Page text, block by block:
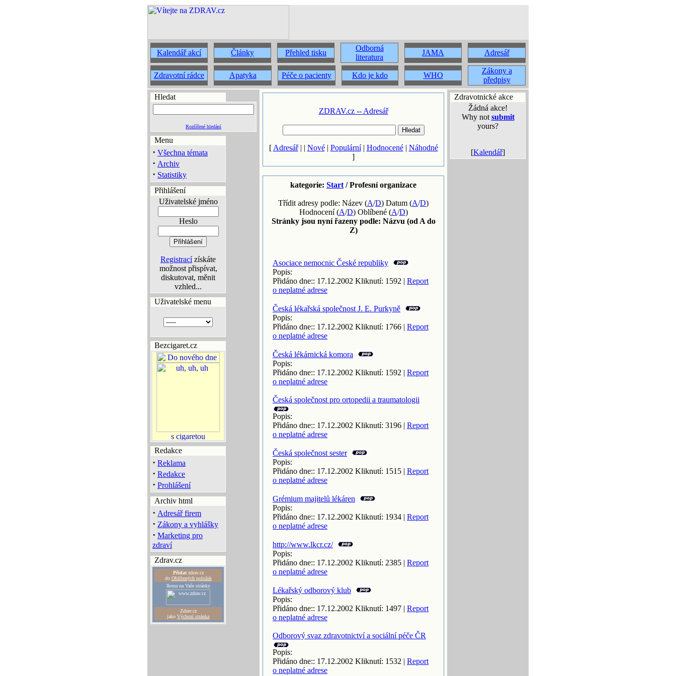
Kalendář akcí Články Přehled tisku
Odborná
literatura
JAMA Adresář
Zdravotní rádce Apatyka Péče o pacienty Kdo je kdo WHO
Zákony a
předpisy
Hledat
Rozšířené hledání
Menu
· Všechna témata
· Archiv
· Statistiky
Přihlášení
Uživatelské jméno
Heslo
Registracízískáte
možnost přispívat,
diskutovat, měnit
vzhled...
Uživatelské menu
Bezcigaret.cz
Redakce
· Reklama
· Redakce
· Prohlášení
Archiv html
· Adresář firem
· Zákony a vyhlášky
· Marketing pro
zdraví
Zdrav.cz
Přidatzdrav.cz
do Oblíbených položek
Ikona na Vaše stránky
Zdrav.cz
jako Výchozí stránka
ZDRAV.cz -- Adresář
[ Adresář| | Nové| Populární| Hodnocené| Náhodné
]
kategorie: Start / Profesní organizace
Třídit adresy podle: Název (A/D) Datum (A/D)
Hodnocení (A/D) Oblíbené (A/D)
Stránky jsou nyní řazeny podle: Názvu (od A do
Z)
Asociace nemocnic České republiky
Popis:
Přidáno dne:: 17.12.2002 Kliknutí: 1592 | Report
o neplatné adrese
Česká lékařská společnost J. E. Purkyně
Popis:
Přidáno dne:: 17.12.2002 Kliknutí: 1766 | Report
o neplatné adrese
Česká lékárnická komora
Popis:
Přidáno dne:: 17.12.2002 Kliknutí: 1592 | Report
o neplatné adrese
Česká společnost pro ortopedii a traumatologii
Popis:
Přidáno dne:: 17.12.2002 Kliknutí: 3196 | Report
o neplatné adrese
Česká společnost sester
Popis:
Přidáno dne:: 17.12.2002 Kliknutí: 1515 | Report
o neplatné adrese
Grémium majitelů lékáren
Popis:
Přidáno dne:: 17.12.2002 Kliknutí: 1934 | Report
o neplatné adrese
http://www.lkcr.cz/
Popis:
Přidáno dne:: 17.12.2002 Kliknutí: 2385 | Report
o neplatné adrese
Lékařský odborový klub
Popis:
Přidáno dne:: 17.12.2002 Kliknutí: 1497 | Report
o neplatné adrese
Odborový svaz zdravotnictví a sociální péče ČR
Popis:
Přidáno dne:: 17.12.2002 Kliknutí: 1532 | Report
o neplatné adrese
Zdravotnické akce
Žádná akce!
Why not submit
yours?
[Kalendář]